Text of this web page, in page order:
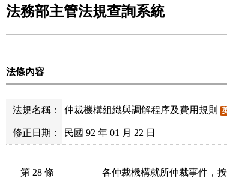
法務部主管法規查詢系統
法條內容
法規名稱： 仲裁機構組織與調解程序及費用規則
修正日期： 民國 92 年 01 月 22 日
第 28 條
各仲裁機構就所仲裁事件，